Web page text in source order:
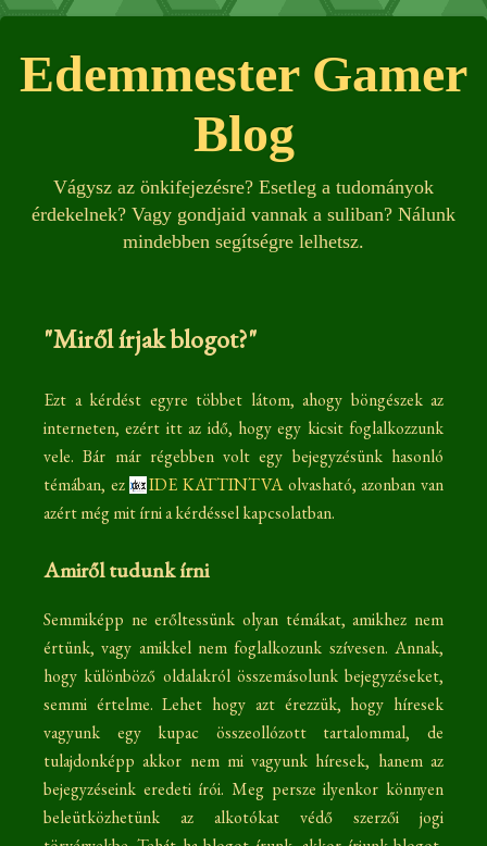
Edemmester Gamer
Blog
Vágysz az önkifejezésre? Esetleg a tudományok
érdekelnek? Vagy gondjaid vannak a suliban? Nálunk
mindebben segítségre lelhetsz.
"Miről írjak blogot?"
Ezt a kérdést egyre többet látom, ahogy böngészek az
interneten, ezért itt az idő, hogy egy kicsit foglalkozzunk
vele. Bár már régebben volt egy bejegyzésünk hasonló
témában, ez
IDE KATTINTVA olvasható, azonban van
azért még mit írni a kérdéssel kapcsolatban.
Amiről tudunk írni
Semmiképp ne erőltessünk olyan témákat, amikhez nem
értünk, vagy amikkel nem foglalkozunk szívesen. Annak,
hogy különböző oldalakról összemásolunk bejegyzéseket,
semmi értelme. Lehet hogy azt érezzük, hogy híresek
vagyunk egy kupac összeollózott tartalommal, de
tulajdonképp akkor nem mi vagyunk híresek, hanem az
bejegyzéseink eredeti írói. Meg persze ilyenkor könnyen
beleütközhetünk az alkotókat védő szerzői jogi